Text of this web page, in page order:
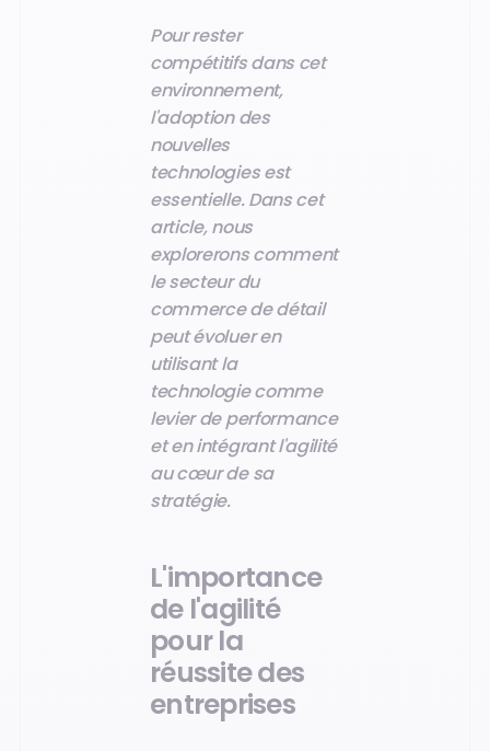
Pour rester
compétitifs dans cet
environnement,
l'adoption des
nouvelles
technologies est
essentielle. Dans cet
article, nous
explorerons comment
le secteur du
commerce de détail
peut évoluer en
utilisant la
technologie comme
levier de performance
et en intégrant l'agilité
au cœur de sa
stratégie.
L'importance
de l'agilité
pour la
réussite des
entreprises